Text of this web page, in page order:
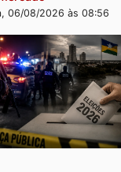
Três suspeitos
criminosa são
receptação e
veículos em Porto
quinta-feira, 06/08/